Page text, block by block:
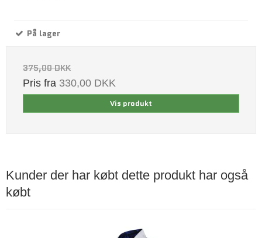
På lager
375,00 DKK
Pris fra 330,00 DKK
Vis produkt
Kunder der har købt dette produkt har også
købt